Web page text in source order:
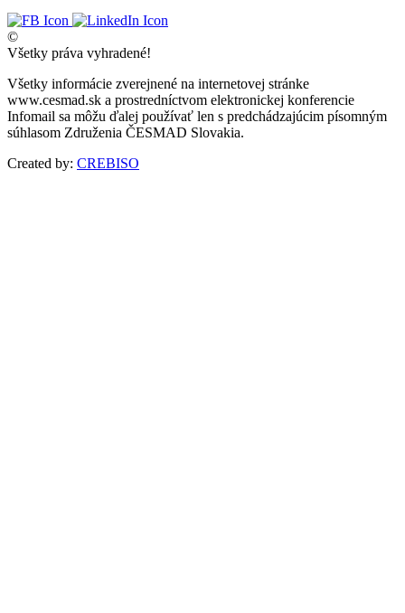
©
Všetky práva vyhradené!
Všetky informácie zverejnené na internetovej stránke
www.cesmad.sk a prostredníctvom elektronickej konferencie
Infomail sa môžu ďalej používať len s predchádzajúcim písomným
súhlasom Združenia ČESMAD Slovakia.
Created by: CREBISO